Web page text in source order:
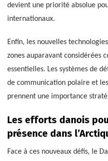
devient une priorité absolue
internationaux.
Enfin, les nouvelles
zones auparavant considérées
essentielles. Les systèmes de
de communication polaire et
prennent une importance
Les efforts danois
présence dans
Face à ces nouveaux défis, le